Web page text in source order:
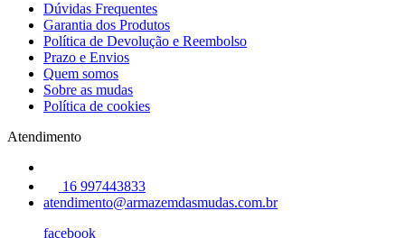
Dúvidas Frequentes
Garantia dos Produtos
Política de Devolução e Reembolso
Prazo e Envios
Quem somos
Sobre as mudas
Política de cookies
Atendimento
16 997443833
atendimento@armazemdasmudas.com.br
facebook